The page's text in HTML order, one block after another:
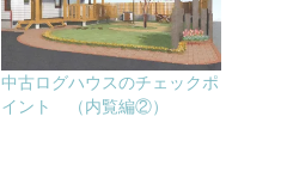
中古ログハウスのチェックポ
イント （内覧編②）